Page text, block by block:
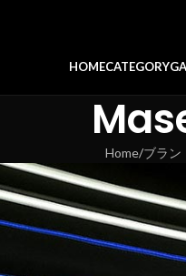
HOMECATEGORY
Home/ブラン